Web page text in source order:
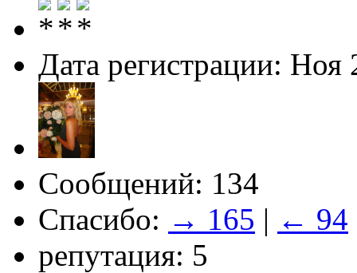
Дата регистрации: Ноя
Сообщений: 134
Спасибо: → 165 | ← 94
репутация: 5